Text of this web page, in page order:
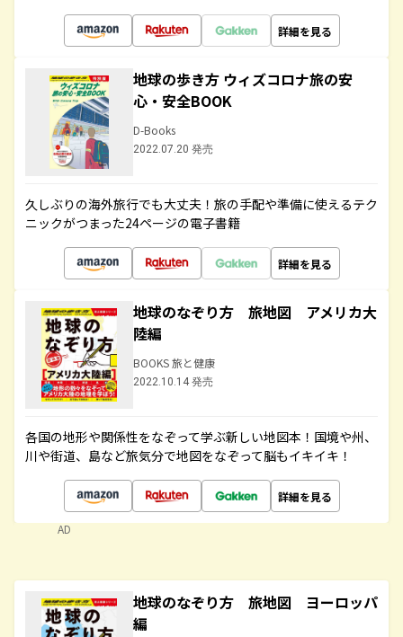
詳細を見る
地球の歩き方 ウィズコロナ旅の安
心・安全BOOK
D-Books
2022.07.20 発売
久しぶりの海外旅行でも大丈夫！旅の手配や準備に使えるテク
ニックがつまった24ページの電子書籍
詳細を見る
地球のなぞり方 旅地図 アメリカ大
陸編
BOOKS 旅と健康
2022.10.14 発売
各国の地形や関係性をなぞって学ぶ新しい地図本！国境や州、
川や街道、島など旅気分で地図をなぞって脳もイキイキ！
詳細を見る
AD
地球のなぞり方 旅地図 ヨーロッパ
編